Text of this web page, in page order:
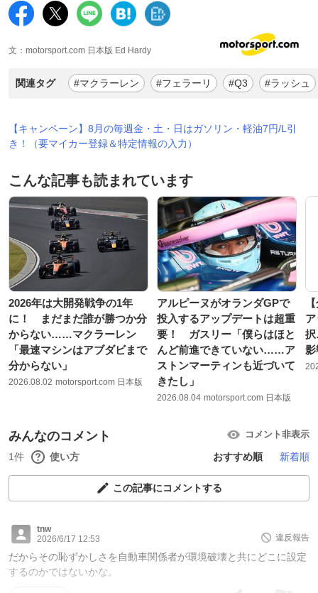
文：motorsport.com 日本版 Ed Hardy
関連タグ #マクラーレン #フェラーリ #Q3 #ラッシュ
【キャンペーン】8月の毎週金・土・日はガソリン・軽油7円/L引
き！（要マイカー登録＆特定情報の入力）
こんな記事も読まれています
2026年は大開発戦争の1年
に！ まだまだ誰が勝つか分
からない……マクラーレン
「最速マシンはアブダビまで
分からない」
2026.08.02 motorsport.com 日本版
アルピーヌがオランダGPで
投入するアップデートは超重
要！ ガスリー「僕らはほと
んど前進できていない……ア
ストンマーティンも近づいて
きたし」
2026.08.04 motorsport.com 日本版
影
みんなのコメント コメント非表示
1件 使い方 おすすめ順 新着順
この記事にコメントする
tnw
2026/6/17 12:53
違反報告
だからその恥ずかしさを自動車関係者が環境破壊と共にどこに設定
するのかではないかな。